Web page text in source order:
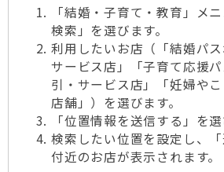
「結婚・子育て・教育」メ
検索」を選びます。
利用したいお店（「結婚パ
サービス店」「子育て応援
引・サービス店」「妊婦や
店舗」）を選びます。
「位置情報を送信する」を選
検索したい位置を設定し、
付近のお店が表示されます。